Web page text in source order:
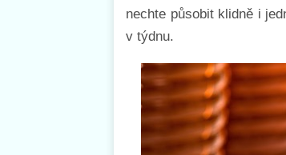
nechte působit klidně i
v týdnu.